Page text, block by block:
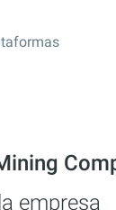
empresa